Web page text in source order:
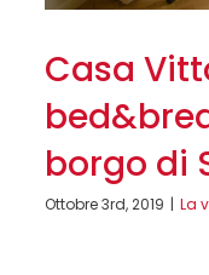
Casa
borgo di
Ottobre 3rd, 2019 | La